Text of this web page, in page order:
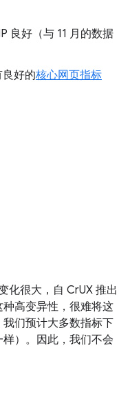
良好（与 11 月的数据
良好的核心网页指标
化很大，自 CrUX 推出
高变异性，很难将这
们预计大多数指标下
）。因此，我们不会